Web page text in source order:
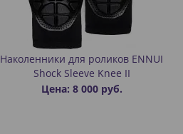
Наколенники для роликов ENNUI
Shock Sleeve Knee II
Цена: 8 000 руб.